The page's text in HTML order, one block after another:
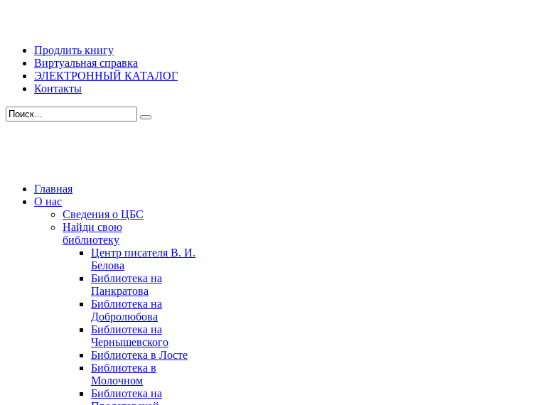
Продлить книгу
Виртуальная справка
ЭЛЕКТРОННЫЙ КАТАЛОГ
Контакты
Главная
О нас
Сведения о ЦБС
Найди свою
библиотеку
Центр писателя В. И.
Белова
Библиотека на
Панкратова
Библиотека на
Добролюбова
Библиотека на
Чернышевского
Библиотека в Лосте
Библиотека в
Молочном
Библиотека на